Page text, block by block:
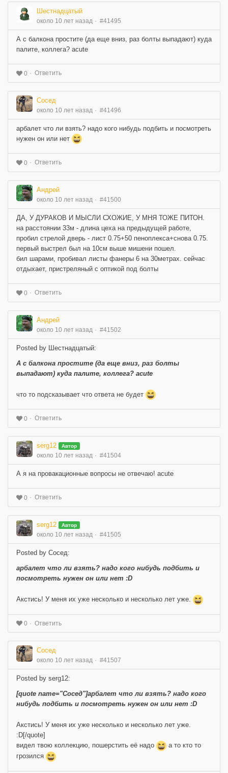
Шестнадцатый
около 10 лет назад #41495
А с балкона простите (да еще вниз, раз болты выпадают) куда
палите, коллега? acute
0 Ответить
Сосед
около 10 лет назад #41496
арбалет что ли взять? надо кого нибудь подбить и посмотреть
нужен он или нет
0 Ответить
Андрей
около 10 лет назад #41500
ДА, У ДУРАКОВ И МЫСЛИ СХОЖИЕ, У МНЯ ТОЖЕ ПИТОН.
на расстоянии 33м - длина цеха на предыдущей работе,
пробил стрелой дверь - лист 0.75+50 пеноплекса+снова 0.75.
первый выстрел был на 10см выше мишени пошел.
бил шарами, пробивал листы фанеры 6 на 30метрах. сейчас
отдыхает, пристреляный с оптикой под болты
0 Ответить
Андрей
около 10 лет назад #41502
Posted by Шестнадцатый:
А с балкона простите (да еще вниз, раз болты
выпадают) куда палите, коллега? acute
что то подсказывает что ответа не будет
0 Ответить
serg12 Автор
около 10 лет назад #41504
А я на провакационные вопросы не отвечаю! acute
0 Ответить
serg12 Автор
около 10 лет назад #41505
Posted by Сосед:
арбалет что ли взять? надо кого нибудь подбить и
посмотреть нужен он или нет :D
Акстись! У меня их уже несколько и несколько лет уже.
0 Ответить
Сосед
около 10 лет назад #41507
Posted by serg12:
[quote name="Сосед"]арбалет что ли взять? надо кого
нибудь подбить и посмотреть нужен он или нет :D
Акстись! У меня их уже несколько и несколько лет уже.
:D[/quote]
видел твою коллекцию, пошерстить её надо
а то кто то
грозился